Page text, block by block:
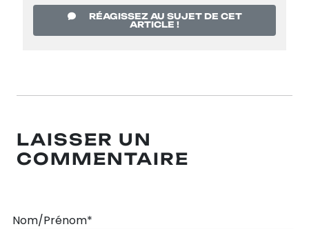
RÉAGISSEZ AU SUJET DE CET
ARTICLE !
LAISSER UN
COMMENTAIRE
Nom/Prénom*